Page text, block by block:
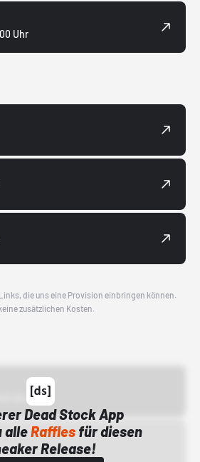
Uhr
die uns eine Provision einbringen können.
zusätzlichen Kosten.
Dead Stock App
alleRafflesfür diesen
Release!
Uhr